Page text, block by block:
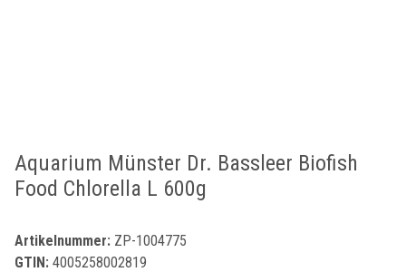
Aquarium Münster Dr. Bassleer Biofish
Food Chlorella L 600g
Artikelnummer: ZP-1004775
GTIN: 4005258002819